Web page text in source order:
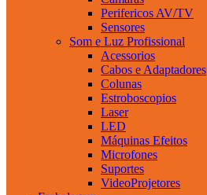
Perifericos AV/TV
Sensores
Som e Luz Profissional
Acessorios
Cabos e Adaptadores
Colunas
Estroboscopios
Laser
LED
Máquinas Efeitos
Microfones
Suportes
VideoProjetores